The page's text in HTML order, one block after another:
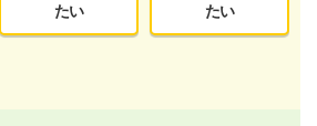
たい
たい